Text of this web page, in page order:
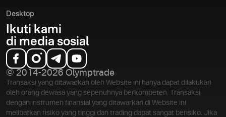
Desktop
Ikuti kami
di media sosial
© 2014-2026 Olymptrade
Transaksi yang ditawarkan oleh Website ini hanya dapat dilakukan
oleh orang dewasa yang sepenuhnya berkompeten. Transaksi
dengan instrumen finansial yang ditawarkan di Website ini
melibatkan risiko yang tinggi dan trading dapat sangat berisiko. Jika